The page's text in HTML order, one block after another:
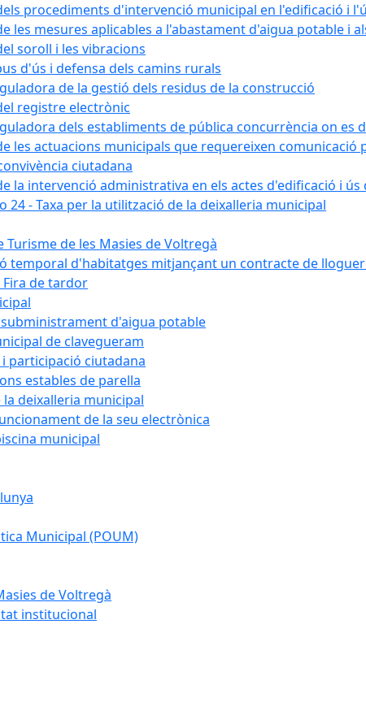
procediments d'intervenció municipal en l'edificació i
les mesures aplicables a l'abastament d'aigua potable i
soroll i les vibracions
d'ús i defensa dels camins rurals
de la gestió dels residus de la construcció
registre electrònic
dels establiments de pública concurrència on es
les actuacions municipals que requereixen comunicació
ciutadana
la intervenció administrativa en els actes d'edificació i ús
24 - Taxa per la utilització de la deixalleria municipal
Turisme de les Masies de Voltregà
temporal d'habitatges mitjançant un contracte de
Fira de tardor
d'aigua potable
de clavegueram
participació ciutadana
estables de parella
deixalleria municipal
de la seu electrònica
municipal
Municipal (POUM)
de Voltregà
institucional